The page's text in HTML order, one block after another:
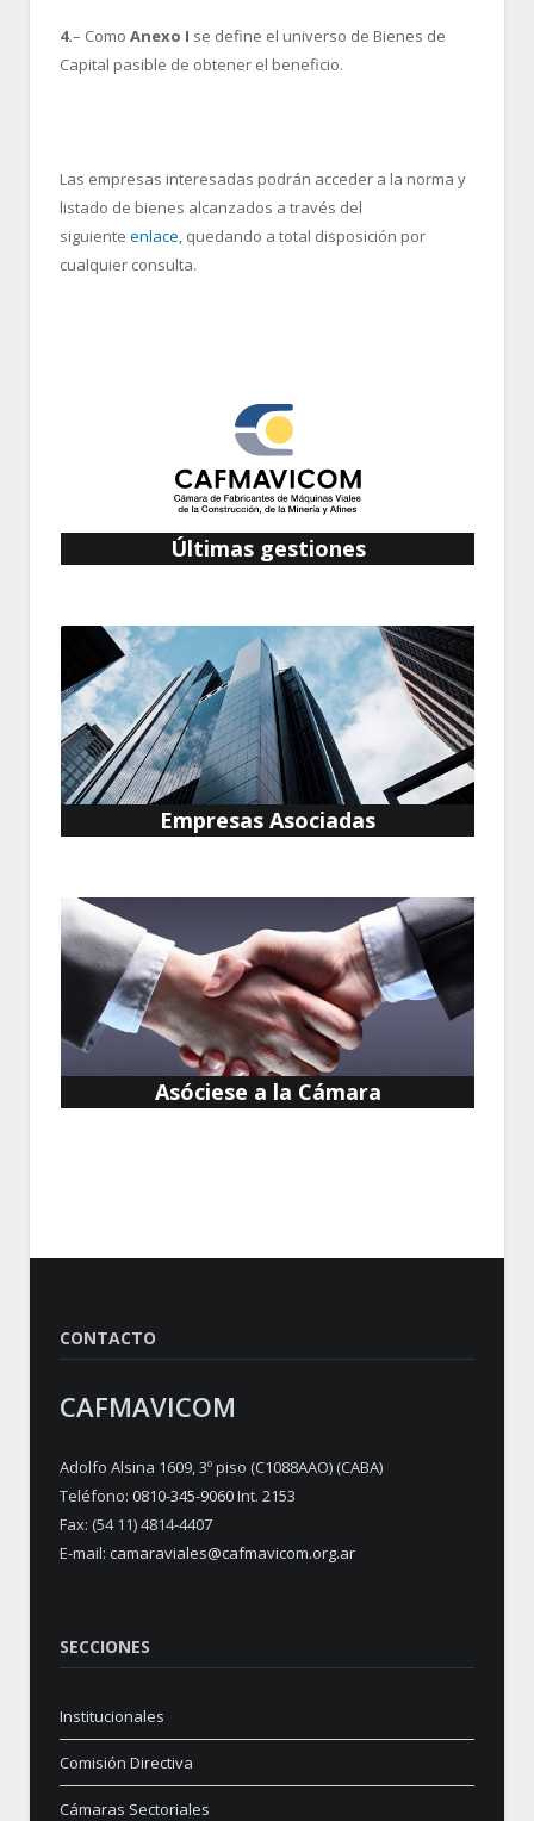
4.– Como Anexo I se define el universo de Bienes de
Capital pasible de obtener el beneficio.
Las empresas interesadas podrán acceder a la norma y
listado de bienes alcanzados a través del
siguiente enlace, quedando a total disposición por
cualquier consulta.
Últimas gestiones
Empresas Asociadas
Asóciese a la Cámara
CONTACTO
CAFMAVICOM
Adolfo Alsina 1609, 3º piso (C1088AAO) (CABA)
Teléfono: 0810-345-9060Int. 2153
Fax: (54 11) 4814-4407
E-mail: camaraviales@cafmavicom.org.ar
SECCIONES
Institucionales
Comisión Directiva
Cámaras Sectoriales